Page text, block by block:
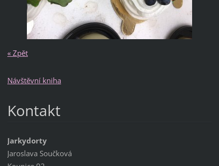
« Zpět
Návštěvní kniha
Kontakt
Jarkydorty
Jaroslava Součková